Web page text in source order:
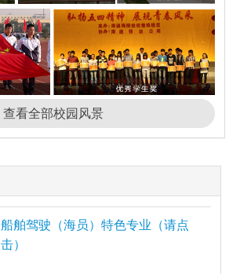
查看全部校园风景
船舶驾驶（海员）特色专业（请点
击）